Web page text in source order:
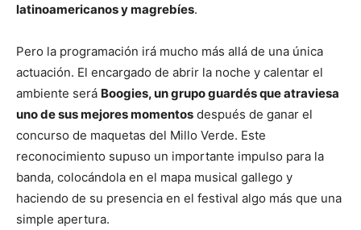
latinoamericanos y magrebíes.
Pero la programación irá mucho más allá de una única
actuación. El encargado de abrir la noche y calentar el
ambiente será Boogies, un grupo guardés que atraviesa
uno de sus mejores momentos después de ganar el
concurso de maquetas del Millo Verde. Este
reconocimiento supuso un importante impulso para la
banda, colocándola en el mapa musical gallego y
haciendo de su presencia en el festival algo más que una
simple apertura.